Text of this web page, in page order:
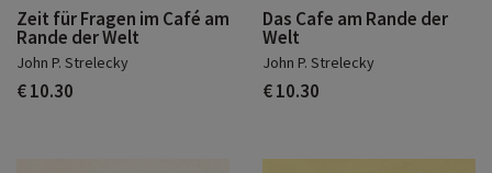
Zeit für Fragen im Café am
Rande der Welt
John P. Strelecky
€ 10.30
Das Cafe am Rande der
Welt
John P. Strelecky
€ 10.30